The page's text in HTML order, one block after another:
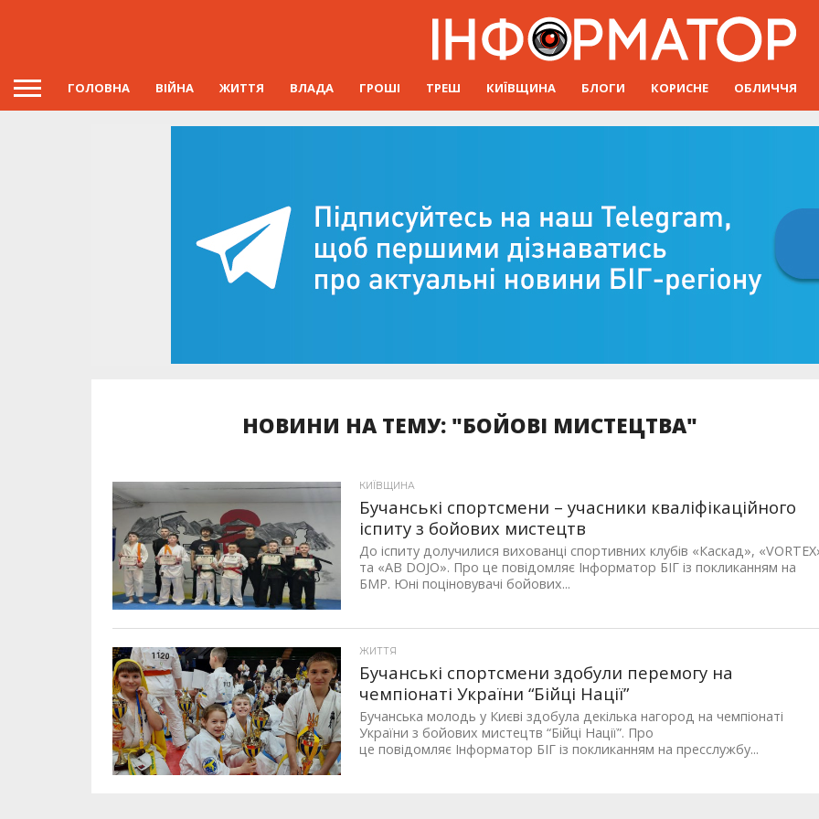
ГОЛОВНА ВІЙНА ЖИТТЯ ВЛАДА ГРОШІ ТРЕШ КИЇВЩИНА БЛОГИ КОРИСНЕ ОБЛИЧЧЯ
НОВИНИ НА ТЕМУ: "БОЙОВІ МИСТЕЦТВА"
КИЇВЩИНА
Бучанські спортсмени – учасники кваліфікаційного
іспиту з бойових мистецтв
До іспиту долучилися вихованці спортивних клубів «Каскад»,
та «AB DOJO». Про це повідомляє Інформатор БІГ із покликанням на
БМР. Юні поціновувачі бойових...
ЖИТТЯ
Бучанські спортсмени здобули перемогу на
чемпіонаті України “Бійці Нації”
Бучанська молодь у Києві здобула декілька нагород на чемпіонаті
України з бойових мистецтв “Бійці Нації”. Про
це повідомляє Інформатор БІГ із покликанням на пресслужбу...